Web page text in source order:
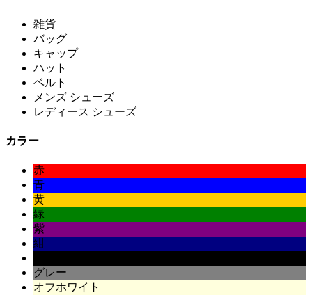
雑貨
バッグ
キャップ
ハット
ベルト
メンズ シューズ
レディース シューズ
カラー
赤
青
黄
緑
紫
紺
グレー
オフホワイト